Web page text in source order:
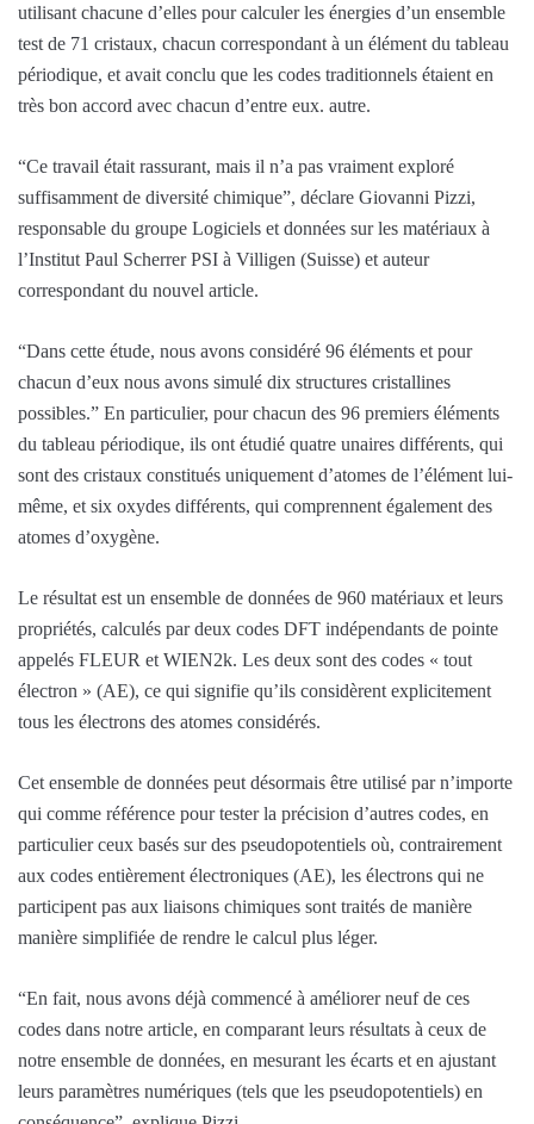
utilisant chacune d’elles pour calculer les énergies d’un ensemble
test de 71 cristaux, chacun correspondant à un élément du tableau
périodique, et avait conclu que les codes traditionnels étaient en
très bon accord avec chacun d’entre eux. autre.
“Ce travail était rassurant, mais il n’a pas vraiment exploré
suffisamment de diversité chimique”, déclare Giovanni Pizzi,
responsable du groupe Logiciels et données sur les matériaux à
l’Institut Paul Scherrer PSI à Villigen (Suisse) et auteur
correspondant du nouvel article.
“Dans cette étude, nous avons considéré 96 éléments et pour
chacun d’eux nous avons simulé dix structures cristallines
possibles.” En particulier, pour chacun des 96 premiers éléments
du tableau périodique, ils ont étudié quatre unaires différents, qui
sont des cristaux constitués uniquement d’atomes de l’élément lui-
même, et six oxydes différents, qui comprennent également des
atomes d’oxygène.
Le résultat est un ensemble de données de 960 matériaux et leurs
propriétés, calculés par deux codes DFT indépendants de pointe
appelés FLEUR et WIEN2k. Les deux sont des codes « tout
électron » (AE), ce qui signifie qu’ils considèrent explicitement
tous les électrons des atomes considérés.
Cet ensemble de données peut désormais être utilisé par n’importe
qui comme référence pour tester la précision d’autres codes, en
particulier ceux basés sur des pseudopotentiels où, contrairement
aux codes entièrement électroniques (AE), les électrons qui ne
participent pas aux liaisons chimiques sont traités de manière
manière simplifiée de rendre le calcul plus léger.
“En fait, nous avons déjà commencé à améliorer neuf de ces
codes dans notre article, en comparant leurs résultats à ceux de
notre ensemble de données, en mesurant les écarts et en ajustant
leurs paramètres numériques (tels que les pseudopotentiels) en